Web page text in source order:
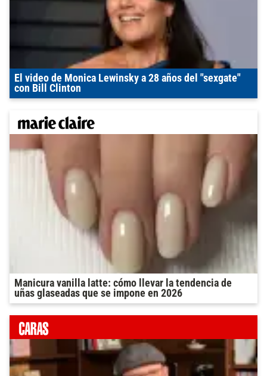
El video de Monica Lewinsky a 28 años del "sexgate"
con Bill Clinton
Manicura vanilla latte: cómo llevar la tendencia de
uñas glaseadas que se impone en 2026